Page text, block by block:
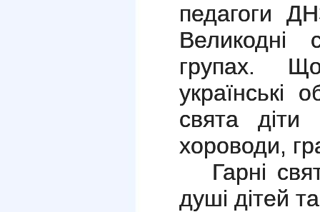
педагоги
Великодні
групах.
українські
свята діти
хороводи,
Гарні
душі дітей